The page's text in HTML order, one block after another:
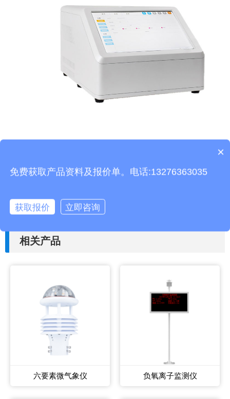
下一篇：裂缝监测一体机地质灾害百科
相关产品
六要素微气象仪 负氧离子监测仪
产品包含安装吗？
×
免费获取产品资料及报价单。电话:13276363035
获取报价 立即咨询